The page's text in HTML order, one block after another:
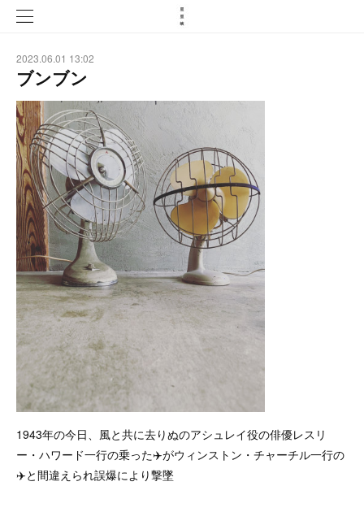
2023.06.01 13:02
ブンブン
1943年の今日、風と共に去りぬのアシュレイ役の俳優レスリ
ー・ハワード一行の乗った✈️がウィンストン・チャーチル一行の
✈️と間違えられ誤爆により撃墜